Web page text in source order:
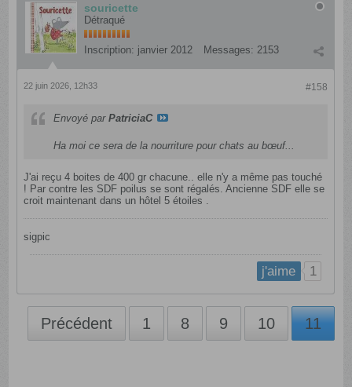
souricette
Détraqué
Inscription: janvier 2012 Messages: 2153
#158
22 juin 2026, 12h33
Envoyé parPatriciaC
Ha moi ce sera de la nourriture pour chats au bœuf...
J'ai reçu 4 boites de 400 gr chacune.. elle n'y a même pas touché
! Par contre les SDF poilus se sont régalés. Ancienne SDF elle se
croit maintenant dans un hôtel 5 étoiles .
sigpic
j'aime 1
Précédent 1 8 9 10 11